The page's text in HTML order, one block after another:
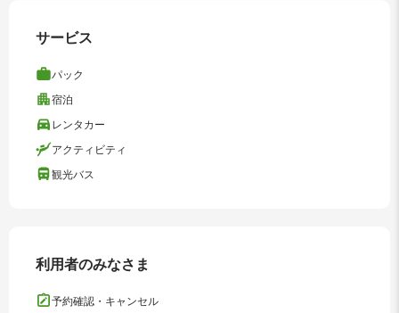
サービス
パック
宿泊
レンタカー
アクティビティ
観光バス
利用者のみなさま
予約確認・キャンセル